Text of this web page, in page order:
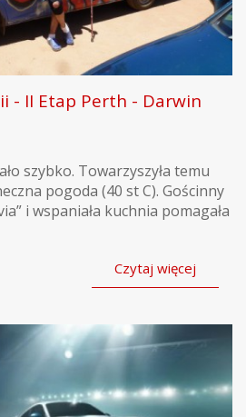
- II Etap Perth - Darwin
szybko. Towarzyszyła temu
pogoda (40 st C). Gościnny
i wspaniała kuchnia pomagała
Czytaj więcej